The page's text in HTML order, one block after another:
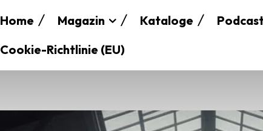
Home Magazin Kataloge
Cookie-Richtlinie (EU)